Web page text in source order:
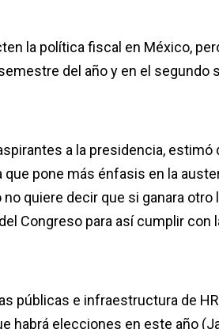
la política fiscal en México,
del año y en el segundo
a la presidencia, estimó
que pone más énfasis en la
quiere decir que si ganara
Congreso para así cumplir con
públicas e infraestructura de
habrá elecciones en este año